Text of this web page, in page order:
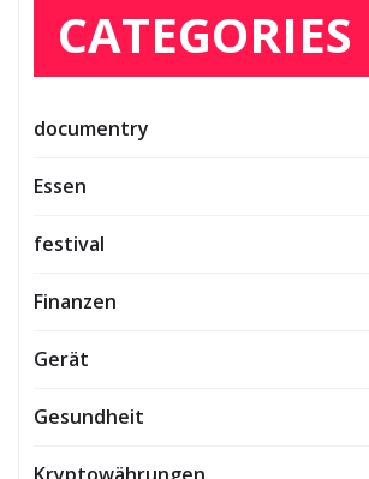
CATEGORIES
documentry
Essen
festival
Finanzen
Gerät
Gesundheit